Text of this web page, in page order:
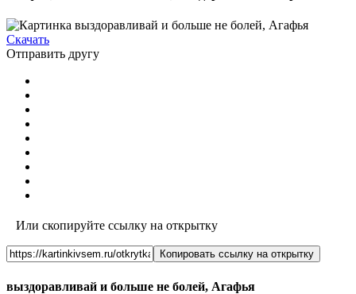
Скачать
Отправить другу
Или скопируйте ссылку на открытку
Копировать ссылку на открытку
выздоравливай и больше не болей, Агафья